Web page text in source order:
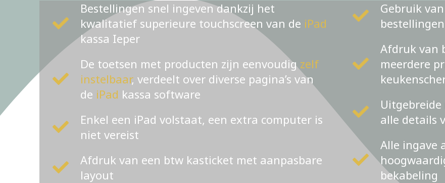
Bestellingen snel ingeven dankzij het
kwalitatief superieure touchscreen van de iPad
kassa Ieper
De toetsen met producten zijn eenvoudigzelf
instelbaar, verdeelt over diverse pagina’s van
de iPad kassa software
Enkel een iPad volstaat, een extra computer is
niet vereist
Afdruk van een btw kasticket met aanpasbare
layout
Gebruik
Afdruk van
meerdere
alle details
Alle ingave
bekabeling